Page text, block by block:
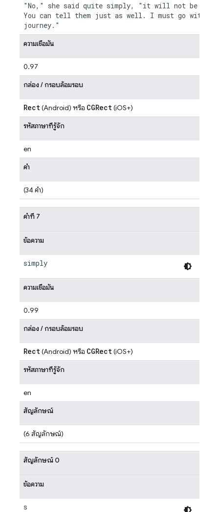
"No," she said quite simply, "it will not be
You can tell them just as well. I must go with
ความเชื่อมั่น
0.97
กล่อง / กรอบล้อมรอบ
Rect(Android) หรือ CGRect(iOS+)
รหัสภาษาที่รู้จัก
en
คำ
(34 คำ)
คำที่ 7
ข้อความ
simply
ความเชื่อมั่น
0.99
กล่อง / กรอบล้อมรอบ
Rect(Android) หรือ CGRect(iOS+)
รหัสภาษาที่รู้จัก
en
สัญลักษณ์
(6 สัญลักษณ์)
สัญลักษณ์ 0
ข้อความ
s